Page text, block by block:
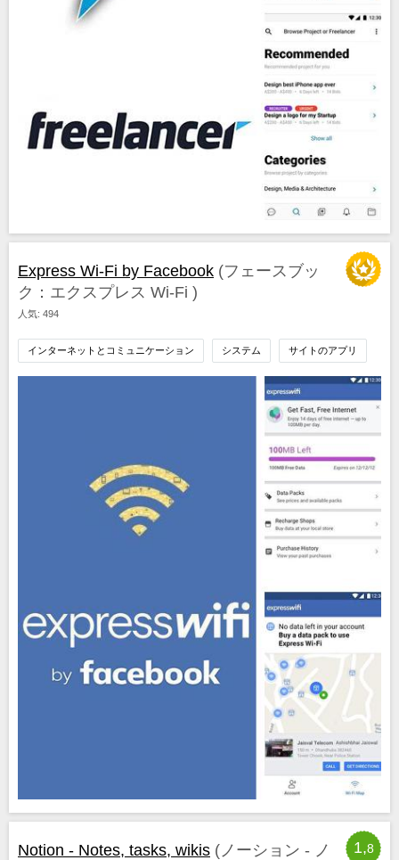
Express Wi-Fi by Facebook (フェースブッ
ク：エクスプレス Wi-Fi )
人気: 494
インターネットとコミュニケーション システム サイトのアプリ
1,8
Notion - Notes, tasks, wikis (ノーション ‐ ノ